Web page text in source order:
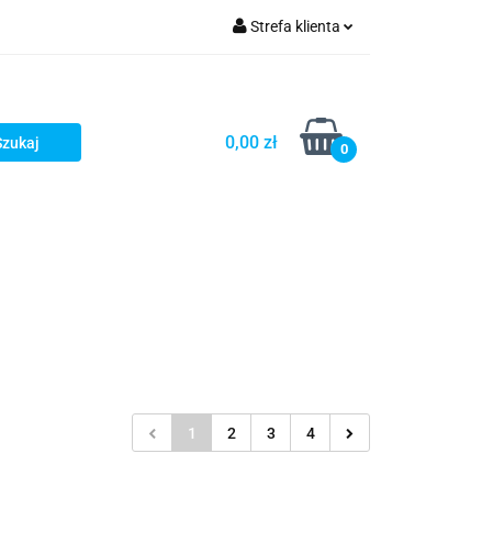
Strefa klienta
Zarejestruj się
Dodaj zgłoszenie
0,00 zł 0
1 2 3 4